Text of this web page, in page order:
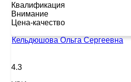
Квалификация
Внимание
Цена-качество
Кельдюшова Ольга Сергеевна
4.3